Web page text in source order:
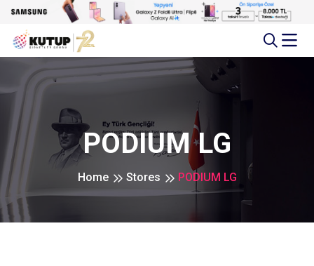
PODIUM LG
Home Stores PODIUM LG